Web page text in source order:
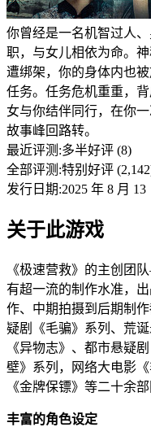
你曾经是一名机智过人
职，与女儿相依为命。
遭绑架，你的身体内也
任务。任务危机重重，
女与你结伴同行，在你
故事峰回路转。
最近评测:多半好评 (8)
全部评测:特别好评
发行日期:2025 年 8 月 13
关于此游戏
《极速营救》的主创团
有超一流的制作水准，
作、中期拍摄到后期制
疑剧《毛骗》系列、荒
《异物志》、都市悬疑
壁》系列，网络大电影
《金牌保镖》等二十余
丰富的角色设定